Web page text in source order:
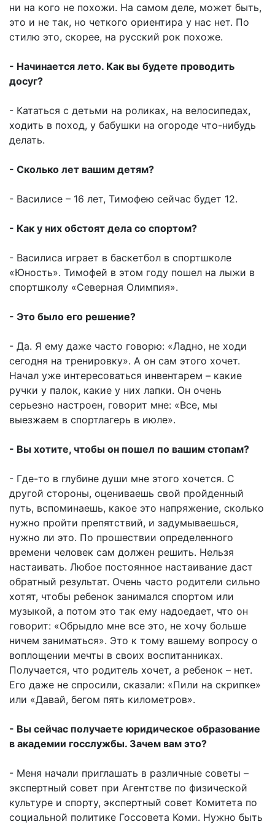
ни на кого не похожи. На самом деле, может быть,
это и не так, но четкого ориентира у нас нет. По
стилю это, скорее, на русский рок похоже.
- Начинается лето. Как вы будете проводить
досуг?
- Кататься с детьми на роликах, на велосипедах,
ходить в поход, у бабушки на огороде что-нибудь
делать.
- Сколько лет вашим детям?
- Василисе – 16 лет, Тимофею сейчас будет 12.
- Как у них обстоят дела со спортом?
- Василиса играет в баскетбол в спортшколе
«Юность». Тимофей в этом году пошел на лыжи в
спортшколу «Северная Олимпия».
- Это было его решение?
- Да. Я ему даже часто говорю: «Ладно, не ходи
сегодня на тренировку». А он сам этого хочет.
Начал уже интересоваться инвентарем – какие
ручки у палок, какие у них лапки. Он очень
серьезно настроен, говорит мне: «Все, мы
выезжаем в спортлагерь в июле».
- Вы хотите, чтобы он пошел по вашим стопам?
- Где-то в глубине души мне этого хочется. С
другой стороны, оцениваешь свой пройденный
путь, вспоминаешь, какое это напряжение, сколько
нужно пройти препятствий, и задумываешься,
нужно ли это. По прошествии определенного
времени человек сам должен решить. Нельзя
настаивать. Любое постоянное настаивание даст
обратный результат. Очень часто родители сильно
хотят, чтобы ребенок занимался спортом или
музыкой, а потом это так ему надоедает, что он
говорит: «Обрыдло мне все это, не хочу больше
ничем заниматься». Это к тому вашему вопросу о
воплощении мечты в своих воспитанниках.
Получается, что родитель хочет, а ребенок – нет.
Его даже не спросили, сказали: «Пили на скрипке»
или «Давай, бегом пять километров».
- Вы сейчас получаете юридическое образование
в академии госслужбы. Зачем вам это?
- Меня начали приглашать в различные советы –
экспертный совет при Агентстве по физической
культуре и спорту, экспертный совет Комитета по
социальной политике Госсовета Коми. Нужно быть